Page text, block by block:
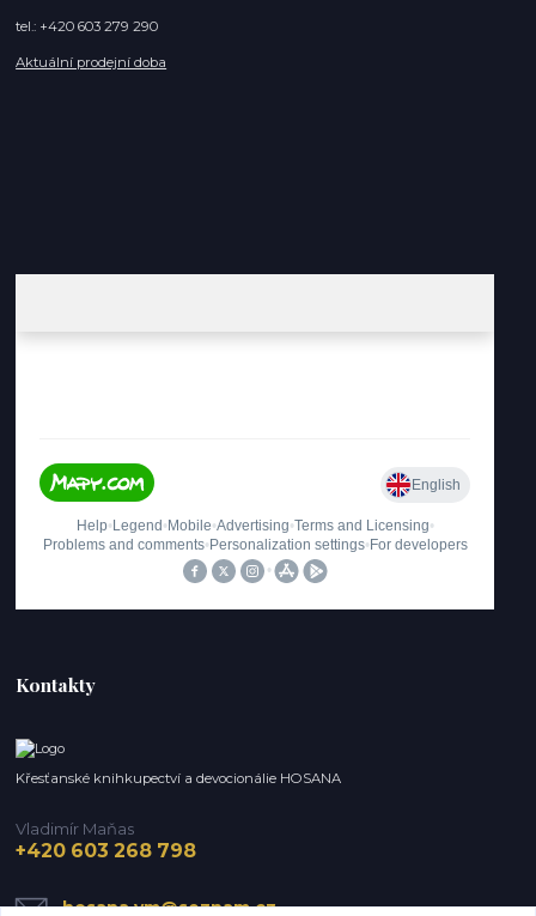
tel.: +420 603 279 290
Aktuální prodejní doba
Kontakty
Křesťanské knihkupectví a devocionálie HOSANA
Vladimír Maňas
+420 603 268 798
hosana.vm@seznam.cz